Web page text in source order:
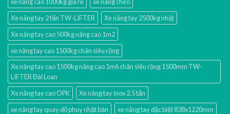
Xe nâng tay 2 tấn TW-LIFTER
Xe nâng tay 2500kg nhật
Xe nâng tay cao 500kg nâng cao 1m2
xe nâng tay cao 1500kg chân siêu rộng
Xe nâng tay cao 1500kg nâng cao 1m6 chân siêu rộng 1500mm TW-
LIFTER Đài Loan
Xe nâng tay cao OPK
Xe nâng tay inox 2.5 tấn
xe nâng tay quay đổ phuy nhật bản
xe nâng tay đặc biệt 838x1220mm